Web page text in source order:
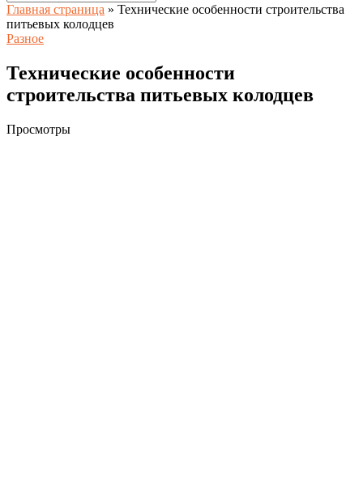
Главная страница » Технические особенности строительства
питьевых колодцев
Разное
Технические особенности
строительства питьевых колодцев
Просмотры